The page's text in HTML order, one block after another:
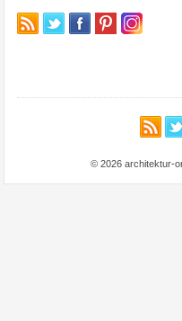
© 2026 architektur-